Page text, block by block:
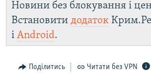
Новини без блокування і
Встановити додаток
і Android.
Поділитись Читати без VPN